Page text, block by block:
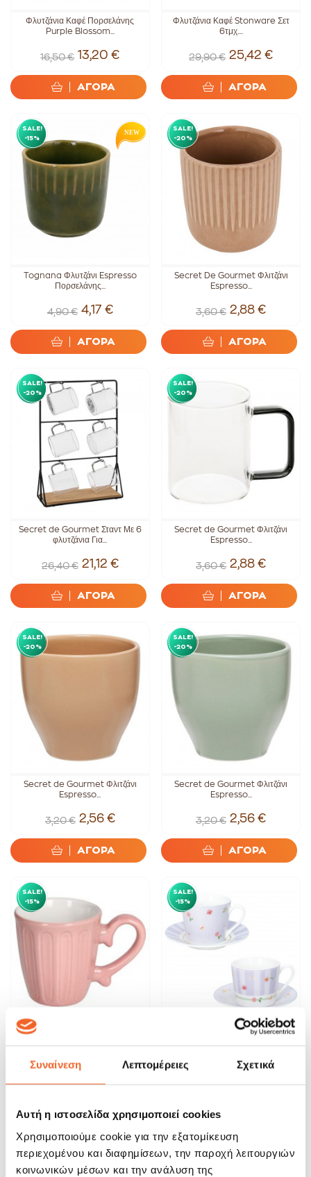
Συναίνεση Λεπτομέρειες Σχετικά
Αυτή η ιστοσελίδα χρησιμοποιεί cookies
Χρησιμοποιούμε cookie για την εξατομίκευση
περιεχομένου και διαφημίσεων, την παροχή λειτουργιών
κοινωνικών μέσων και την ανάλυση της
Φλυτζάνια Καφέ Πορσελάνης
Purple Blossom...
16,50 € 13,20 €
ΑΓΟΡΑ
Φλυτζάνια Καφέ Stonware Σετ
6τμχ....
29,90 € 25,42 €
ΑΓΟΡΑ
SALE!
-15%
Tognana Φλυτζάνι Espresso
Πορσελάνης...
4,90 € 4,17 €
ΑΓΟΡΑ
SALE!
-20%
Secret De Gourmet Φλιτζάνι
Espresso...
3,60 € 2,88 €
ΑΓΟΡΑ
SALE!
-20%
Secret de Gourmet Σταντ Με 6
φλυτζάνια Για...
26,40 € 21,12 €
ΑΓΟΡΑ
SALE!
-20%
Secret de Gourmet Φλιτζάνι
Espresso...
3,60 € 2,88 €
ΑΓΟΡΑ
SALE!
-20%
Secret de Gourmet Φλιτζάνι
Espresso...
3,20 € 2,56 €
ΑΓΟΡΑ
SALE!
-20%
Secret de Gourmet Φλιτζάνι
Espresso...
3,20 € 2,56 €
ΑΓΟΡΑ
SALE!
-15%
3,57 €
SALE!
-15%
15,73 €
-20%
-20%